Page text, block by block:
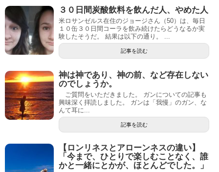
３０日間炭酸飲料を飲んだ人、やめた人
米ロサンゼルス在住のジョージさん（50）は、毎日
１０缶３０日間コーラを飲み続けたらどうなるか実
験したそうだ。 結果は以下の通り。 ...
記事を読む
神は神であり、神の前、など存在しない
のでしょうか。
ご質問をいただきました。 ガンについての記事も
興味深く拝読しました。 ガンは「我慢」のガン、な
んて耳に...
記事を読む
【ロンリネスとアローンネスの違い】
「今まで、ひとりで楽しむことなく、誰
かと一緒にとかが、ほとんどでした。」